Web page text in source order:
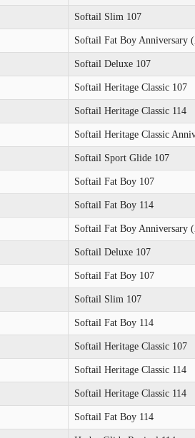
Softail Slim 107
Softail Fat Boy Anniversary
Softail Deluxe 107
Softail Heritage Classic 107
Softail Heritage Classic 114
Softail Heritage Classic
Softail Sport Glide 107
Softail Fat Boy 107
Softail Fat Boy 114
Softail Fat Boy Anniversary
Softail Deluxe 107
Softail Fat Boy 107
Softail Slim 107
Softail Fat Boy 114
Softail Heritage Classic 107
Softail Heritage Classic 114
Softail Heritage Classic 114
Softail Fat Boy 114